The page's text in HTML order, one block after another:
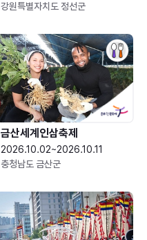
강원특별자치도 정선군
금산세계인삼축제
2026.10.02~2026.10.11
충청남도 금산군